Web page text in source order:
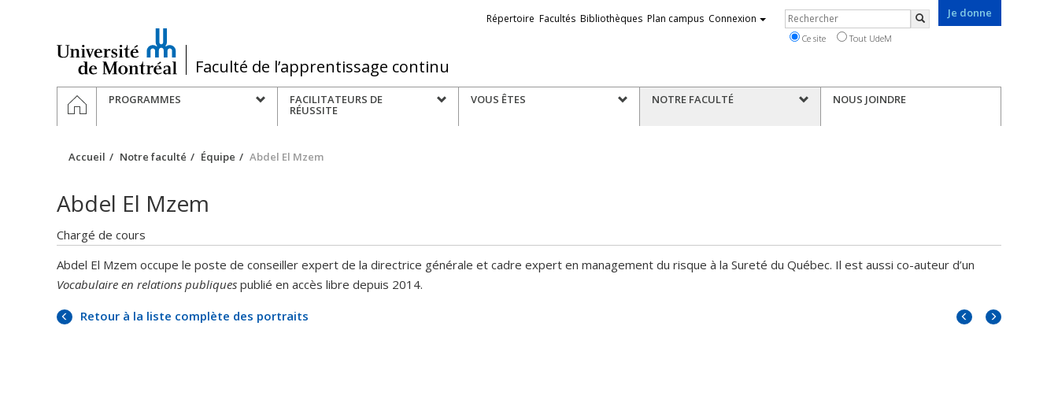
/Faculté de l’apprentissage continu
Je donne
Liens
Répertoire Facultés Bibliothèques Plan campus Connexion Rechercher
Ce site Tout UdeM
Navigation
principale
ACCUEILPROGRAMMES FACILITATEURS DE
RÉUSSITE
VOUS ÊTES NOTRE FACULTÉ NOUS JOINDRE
Accueil Notre faculté Équipe Abdel El Mzem
Abdel El Mzem
Chargé de cours
Abdel El Mzem occupe le poste de conseiller expert de la directrice générale et cadre expert en management du risque à la Sureté du Québec. Il est aussi co-auteur d’un
Vocabulaire en relations publiques publié en accès libre depuis 2014.
Retour à la liste complète des portraits
Portrait
Portrait